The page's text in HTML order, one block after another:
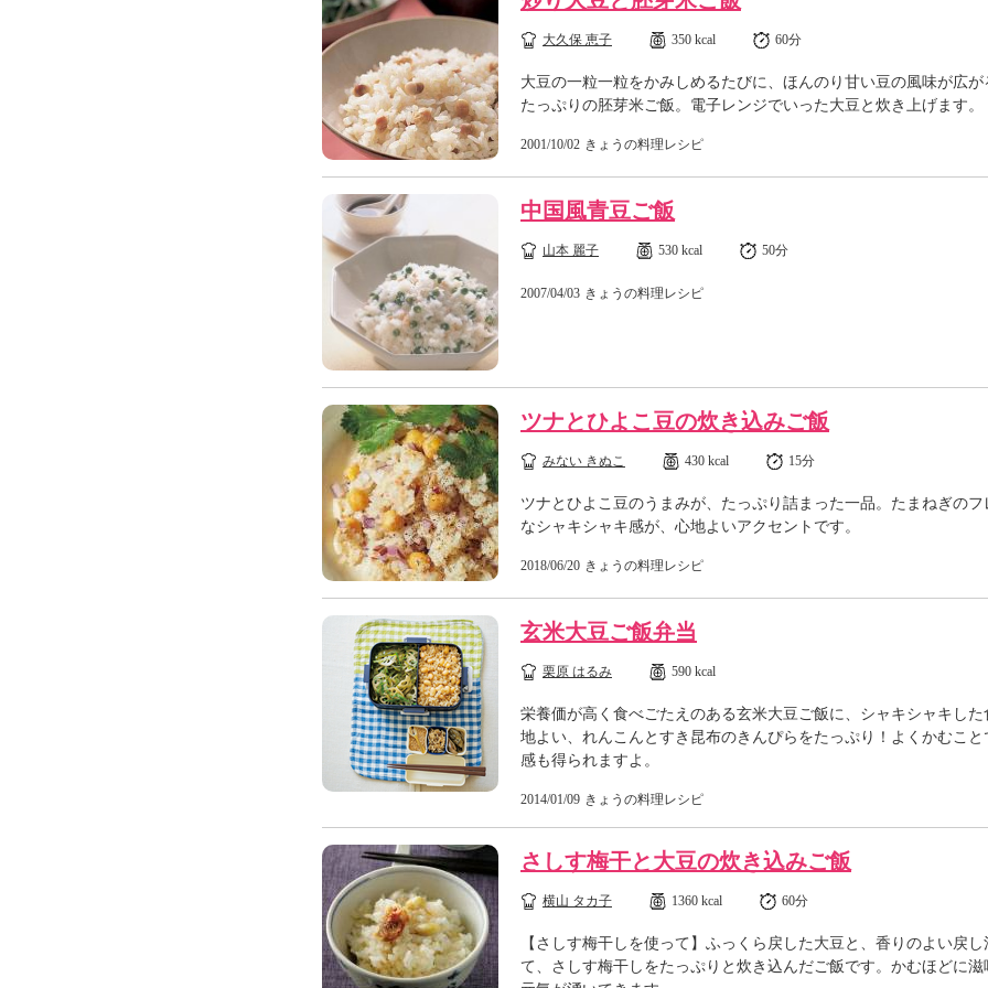
大久保 恵子 350 kcal 60分
大豆の一粒一粒をかみしめるたびに、ほんのり甘い豆の風味が広が
たっぷりの胚芽米ご飯。電子レンジでいった大豆と炊き上げます。
2001/10/02 きょうの料理レシピ
中国風青豆ご飯
山本 麗子 530 kcal 50分
2007/04/03 きょうの料理レシピ
ツナとひよこ豆の炊き込みご飯
みない きぬこ 430 kcal 15分
ツナとひよこ豆のうまみが、たっぷり詰まった一品。たまねぎのフ
なシャキシャキ感が、心地よいアクセントです。
2018/06/20 きょうの料理レシピ
玄米大豆ご飯弁当
栗原 はるみ 590 kcal
栄養価が高く食べごたえのある玄米大豆ご飯に、シャキシャキした
地よい、れんこんとすき昆布のきんぴらをたっぷり！よくかむこと
感も得られますよ。
2014/01/09 きょうの料理レシピ
さしす梅干と大豆の炊き込みご飯
横山 タカ子 1360 kcal 60分
【さしす梅干しを使って】ふっくら戻した大豆と、香りのよい戻し
て、さしす梅干しをたっぷりと炊き込んだご飯です。かむほどに滋